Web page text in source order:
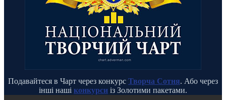
Подавайтеся в Чарт через конкурс Творча Сотня. Або через
інші наші конкурси із Золотими пакетами.